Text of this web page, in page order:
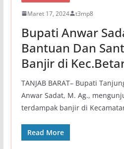
Maret 17, 2024 t3mp8
Bupati Anwar
Bantuan Dan
Banjir di
TANJAB BARAT– Bupati
Anwar Sadat, M. Ag.,
terdampak banjir di
Read More